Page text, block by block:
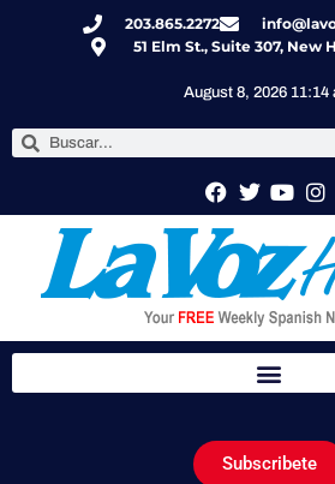
203.865.2272
51 Elm St., Suite 307, New
August 8, 2026 11:14
Subscribete